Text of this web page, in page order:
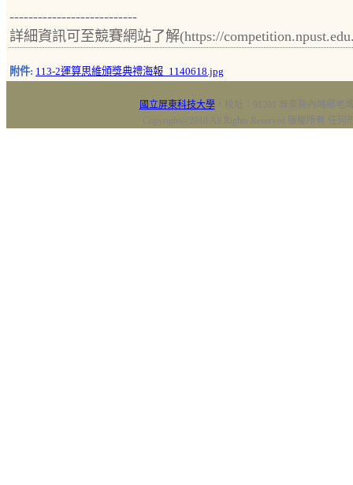
---------------------------
詳細資訊可至競賽網站了解(https://
附件: 113-2運算思維頒獎典禮海報_1140618.jpg
國立屏東科技大學‧校址：91201 屏東縣內埔鄉老